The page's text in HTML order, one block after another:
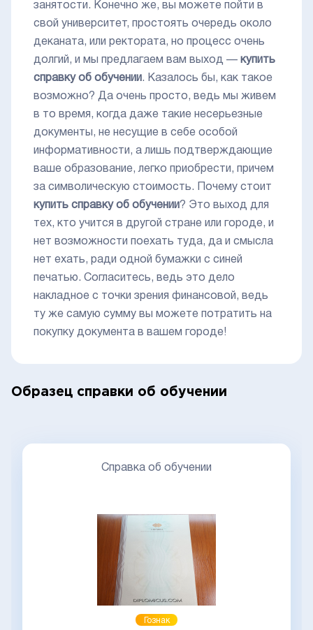
занятости. Конечно же, вы можете пойти в
свой университет, простоять очередь около
деканата, или ректората, но процесс очень
долгий, и мы предлагаем вам выход — купить
справку об обучении . Казалось бы, как такое
возможно? Да очень просто, ведь мы живем
в то время, когда даже такие несерьезные
документы, не несущие в себе особой
информативности, а лишь подтверждающие
ваше образование, легко приобрести, причем
за символическую стоимость. Почему стоит
купить справку об обучении? Это выход для
тех, кто учится в другой стране или городе, и
нет возможности поехать туда, да и смысла
нет ехать, ради одной бумажки с синей
печатью. Согласитесь, ведь это дело
накладное с точки зрения финансовой, ведь
ту же самую сумму вы можете потратить на
покупку документа в вашем городе!
Образец справки об обучении
Справка об обучении
Гознак